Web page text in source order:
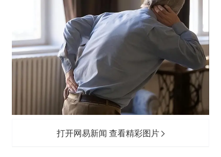
打开网易新闻 查看精彩图片